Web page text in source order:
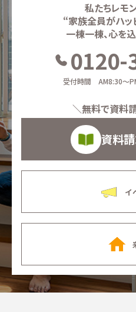
私たちレモ
“家族全員がハッ
一棟一棟、心を込
0120-
受付時間 AM8:30～
＼無料で資料
資料
イ